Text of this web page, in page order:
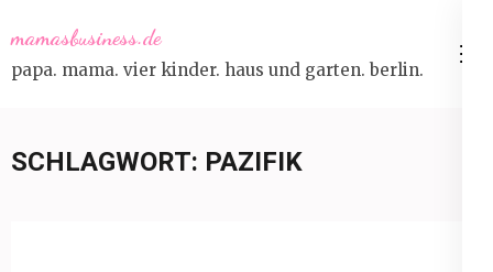
to
content
mamasbusiness.de
papa. mama. vier kinder. haus und garten. berlin.
SCHLAGWORT: PAZIFIK